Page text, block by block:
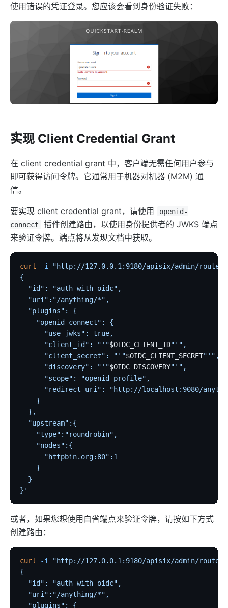
使用错误的凭证登录。您应该会看到身份验证失败：
实现 Client Credential Grant
在 client credential grant 中，客户端无需任何用户参与
即可获得访问令牌。它通常用于机器对机器 (M2M) 通
信。
要实现 client credential grant，请使用
openid-
connect
插件创建路由，以使用身份提供者的 JWKS 端点
来验证令牌。端点将从发现文档中获取。
curl -i "http://127.0.0.1:9180/apisix/admin/routes"
{
  "id": "auth-with-oidc",
  "uri":"/anything/*",
  "plugins": {
    "openid-connect": {
      "use_jwks": true,
      "client_id": "'"
$OIDC_CLIENT_ID"'",
      "client_secret": "'"
$OIDC_CLIENT_SECRET"'",
      "discovery": "'"
$OIDC_DISCOVERY"'",
      "scope": "openid profile",
"redirect_uri": "http://localhost:9080/
    }
  },
  "upstream":{
    "type":"roundrobin",
    "nodes":{
      "httpbin.org:80":1
    }
  }
}'
或者，如果您想使用自省端点来验证令牌，请按如下方式
创建路由：
curl -i "http://127.0.0.1:9180/apisix/admin/routes"
{
  "id": "auth-with-oidc",
  "uri":"/anything/*",
  "plugins": {